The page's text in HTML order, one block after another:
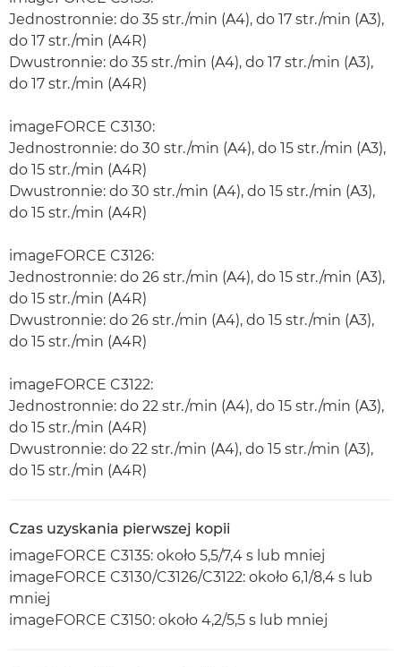
Jednostronnie: do 35 str./min (A4), do 17 str./min (A3),
do 17 str./min (A4R)
Dwustronnie: do 35 str./min (A4), do 17 str./min (A3),
do 17 str./min (A4R)
imageFORCE C3130:
Jednostronnie: do 30 str./min (A4), do 15 str./min (A3),
do 15 str./min (A4R)
Dwustronnie: do 30 str./min (A4), do 15 str./min (A3),
do 15 str./min (A4R)
imageFORCE C3126:
Jednostronnie: do 26 str./min (A4), do 15 str./min (A3),
do 15 str./min (A4R)
Dwustronnie: do 26 str./min (A4), do 15 str./min (A3),
do 15 str./min (A4R)
imageFORCE C3122:
Jednostronnie: do 22 str./min (A4), do 15 str./min (A3),
do 15 str./min (A4R)
Dwustronnie: do 22 str./min (A4), do 15 str./min (A3),
do 15 str./min (A4R)
Czas uzyskania pierwszej kopii
imageFORCE C3135: około 5,5/7,4 s lub mniej
imageFORCE C3130/C3126/C3122: około 6,1/8,4 s lub
mniej
imageFORCE C3150: około 4,2/5,5 s lub mniej